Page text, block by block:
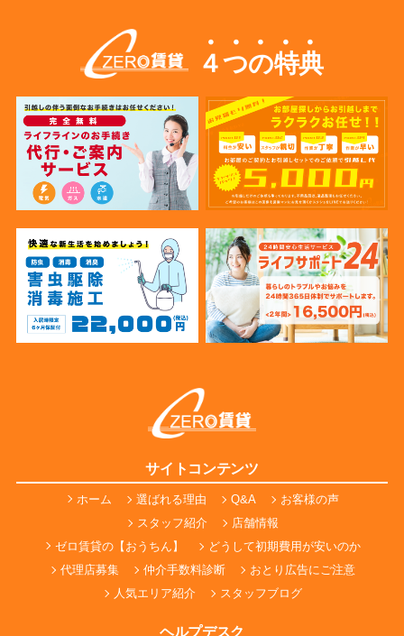
４つの特典
サイトコンテンツ
ホーム 選ばれる理由 Q&A
お客様の声
スタッフ紹介
店舗情報
ゼロ賃貸の【おうちん】
どうして初期費用が安いのか
代理店募集
仲介手数料診断
おとり広告にご注意
人気エリア紹介
スタッフブログ
ヘルプデスク